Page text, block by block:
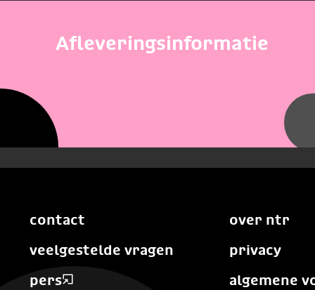
Afleveringsinformatie
contact
veelgestelde vragen
pers
over ntr
privacy
algemene